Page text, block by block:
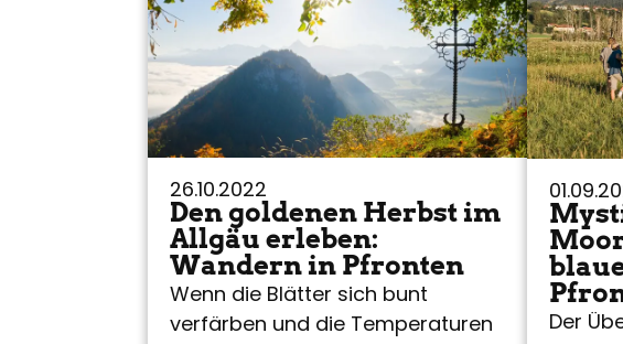
26.10.2022
Den goldenen Herbst im
Allgäu erleben:
Wandern in Pfronten
Wenn die Blätter sich bunt
verfärben und die Temperaturen
Der